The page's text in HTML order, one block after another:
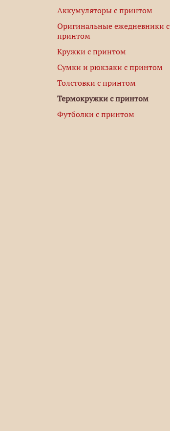
Аккумуляторы с принтом
Оригинальные ежедневники с
принтом
Кружки с принтом
Сумки и рюкзаки с принтом
Толстовки с принтом
Термокружки с принтом
Футболки с принтом